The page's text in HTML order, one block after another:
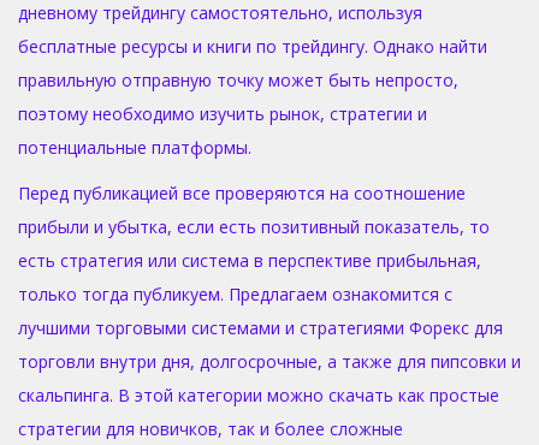
дневному трейдингу самостоятельно, используя
бесплатные ресурсы и книги по трейдингу. Однако найти
правильную отправную точку может быть непросто,
поэтому необходимо изучить рынок, стратегии и
потенциальные платформы.
Перед публикацией все проверяются на соотношение
прибыли и убытка, если есть позитивный показатель, то
есть стратегия или система в перспективе прибыльная,
только тогда публикуем. Предлагаем ознакомится c
лучшими торговыми системами и стратегиями Форекс для
торговли внутри дня, долгосрочные, а также для пипсовки и
скальпинга. В этой категории можно скачать как простые
стратегии для новичков, так и более сложные